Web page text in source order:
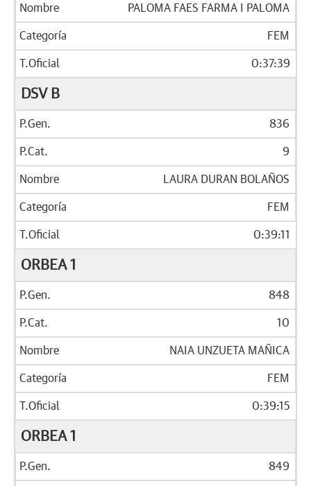
PALOMA FAES FARMA I PALOMA
FEM
0:37:39
DSV B
836
9
LAURA DURAN BOLAÑOS
FEM
0:39:11
ORBEA 1
848
10
NAIA UNZUETA MAÑICA
FEM
0:39:15
ORBEA 1
849